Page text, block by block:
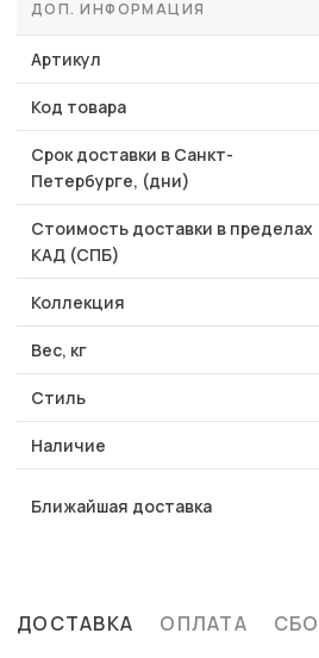
ДОП. ИНФОРМАЦИЯ
Артикул
Код товара
Срок доставки в Санкт-
Петербурге, (дни)
Стоимость доставки в пределах
КАД (СПБ)
Коллекция
Вес, кг
Стиль
Наличие
Ближайшая доставка
ДОСТАВКА ОПЛАТА